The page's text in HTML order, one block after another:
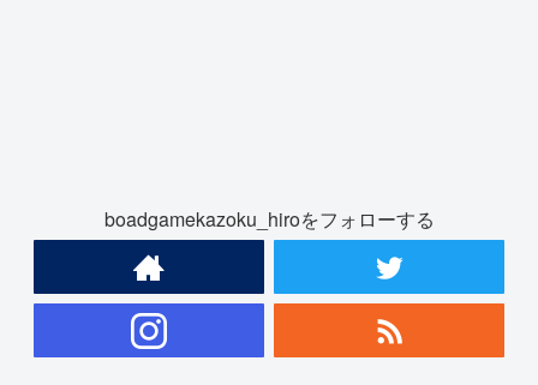
boadgamekazoku_hiroをフォローする